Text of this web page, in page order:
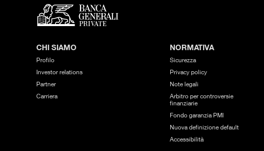
CHI SIAMO
Profilo
Investor relations
Partner
Carriera
NORMATIVA
Sicurezza
Privacy policy
Note legali
Arbitro per controversie
finanziarie
Fondo garanzia PMI
Nuova definizione default
Accessibilità